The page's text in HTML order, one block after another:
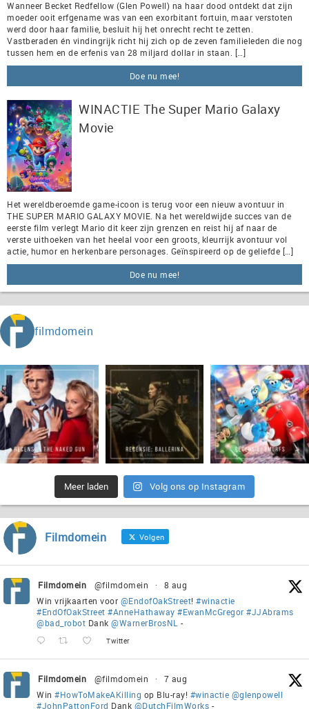
Wanneer Becket Redfellow (Glen Powell) na haar dood ontdekt dat zijn
moeder ooit erfgename was van een exorbitant fortuin, maar verstoten
werd door haar familie, besluit hij het onrecht recht te zetten.
Vastberaden én vindingrijk richt hij zich op de zeven familieleden die nog
tussen hem en de erfenis van 28 miljard dollar in staan. […]
Doe nu mee!
WINACTIE The Super Mario Galaxy
Movie
Het wereldberoemde game-icoon is terug voor een nieuw avontuur in
THE SUPER MARIO GALAXY MOVIE. Na het wereldwijde succes van de
eerste film verlegt Mario dit keer zijn grenzen en reist hij af naar de
verste uithoeken van het heelal voor een groots, kleurrijk avontuur vol
actie, humor en herkenbare personages. Geïnspireerd op de geliefde […]
Doe nu mee!
filmdomein
Meer laden Volg ons op Instagram
Filmdomein Volgen
Filmdomein @filmdomein ·
8 aug
Win vrijkaarten voor @EndofOakStreet! #winactie
#EndOfOakStreet #AnneHathaway #EwanMcGregor #JJAbrams
@bad_robot Dank @WarnerBrosNL -
Twitter
Filmdomein @filmdomein ·
7 aug
Win #HowToMakeAKilling op Blu-ray! #winactie @glenpowell
#JohnPattonFord Dank @DutchFilmWorks -